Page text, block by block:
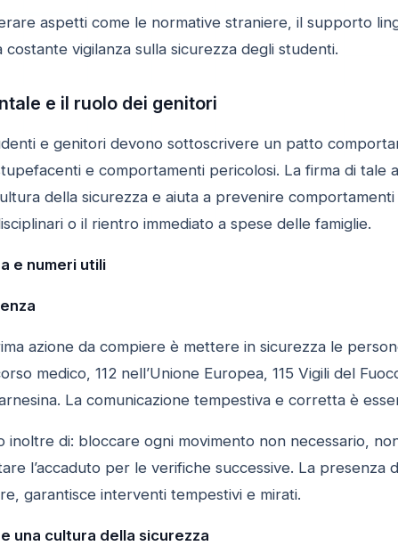
aspetti come le normative straniere, il supporto
vigilanza sulla sicurezza degli studenti.
e il ruolo dei genitori
e genitori devono sottoscrivere un patto
e comportamenti pericolosi. La firma di tale
della sicurezza e aiuta a prevenire
o il rientro immediato a spese delle famiglie.
e numeri utili
azione da compiere è mettere in sicurezza le
medico, 112 nell’Unione Europea, 115 Vigili del
La comunicazione tempestiva e corretta è
di: bloccare ogni movimento non necessario,
l’accaduto per le verifiche successive. La presenza
garantisce interventi tempestivi e mirati.
una cultura della sicurezza